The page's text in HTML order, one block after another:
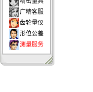
广精客服
齿轮量仪
形位公差
测量服务